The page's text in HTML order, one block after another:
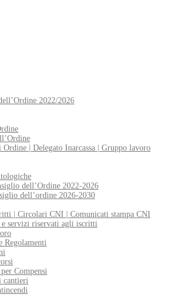
2022/2026
Ordine | Delegato Inarcassa | Gruppo lavoro
dell’Ordine 2022-2026
dell’ordine 2026-2030
| Circolari CNI | Comunicati stampa CNI
e servizi riservati agli iscritti
Regolamenti
Compensi
cantieri